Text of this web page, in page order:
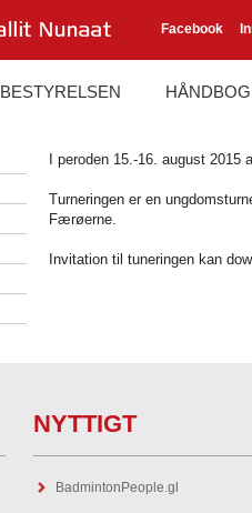
Facebook
BESTYRELSEN HÅNDBOG
I peroden 15.-16. august
Turneringen er en
Færøerne.
Invitation til tuneringen kan
NYTTIGT
BadmintonPeople.gl